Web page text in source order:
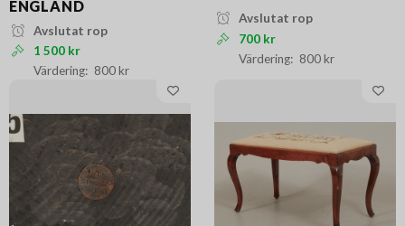
ENGLAND
Avslutat rop
1 500 kr
800 kr
Avslutat rop
700 kr
800 kr